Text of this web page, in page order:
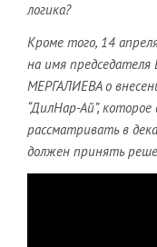
логика?
Кроме того, 14
на имя председателя
МЕРГАЛИЕВА о
“ДилНар-Ай”, которое
рассматривать в
должен принять